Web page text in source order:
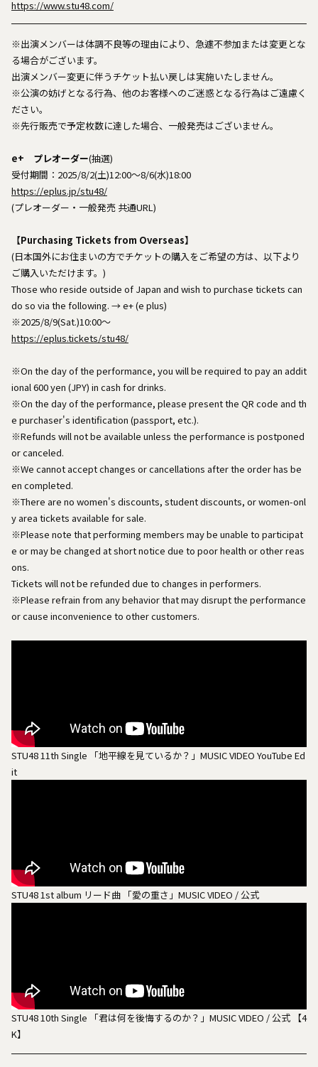
https://www.stu48.com/
※出演メンバーは体調不良等の理由により、急遽不参加または変更とな
る場合がございます。
出演メンバー変更に伴うチケット払い戻しは実施いたしません。
※公演の妨げとなる行為、他のお客様へのご迷惑となる行為はご遠慮く
ださい。
※先行販売で予定枚数に達した場合、一般発売はございません。
e+ プレオーダー(抽選)
受付期間：2025/8/2(土)12:00～8/6(水)18:00
https://eplus.jp/stu48/
(プレオーダー・一般発売 共通URL)
【Purchasing Tickets from Overseas】
(日本国外にお住まいの方でチケットの購入をご希望の方は、以下より
ご購入いただけます。)
Those who reside outside of Japan and wish to purchase tickets can
do so via the following. → e+ (e plus)
※2025/8/9(Sat.)10:00～
https://eplus.tickets/stu48/
※On the day of the performance, you will be required to pay an addit
ional 600 yen (JPY) in cash for drinks.
※On the day of the performance, please present the QR code and th
e purchaser's identification (passport, etc.).
※Refunds will not be available unless the performance is postponed
or canceled.
※We cannot accept changes or cancellations after the order has be
en completed.
※There are no women's discounts, student discounts, or women-onl
y area tickets available for sale.
※Please note that performing members may be unable to participat
e or may be changed at short notice due to poor health or other reas
ons.
Tickets will not be refunded due to changes in performers.
※Please refrain from any behavior that may disrupt the performance
or cause inconvenience to other customers.
STU48 11th Single 「地平線を見ているか？」MUSIC VIDEO YouTube Ed
it
STU48 1st album リード曲 「愛の重さ」MUSIC VIDEO / 公式
STU48 10th Single 「君は何を後悔するのか？」MUSIC VIDEO / 公式 【4
K】